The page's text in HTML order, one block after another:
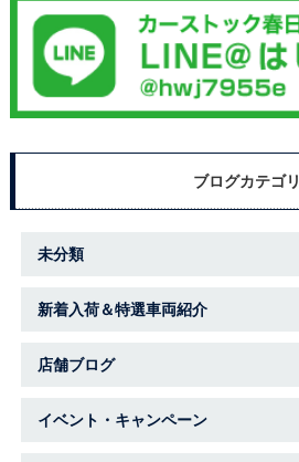
ブログカテゴリ
未分類
新着入荷＆特選車両紹介
店舗ブログ
イベント・キャンペーン